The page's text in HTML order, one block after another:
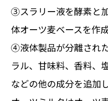
③スラリー液を酵素と
体オーツ麦ベースを作
④液体製品が分離され
ラル、甘味料、香料、
などの他の成分を追加